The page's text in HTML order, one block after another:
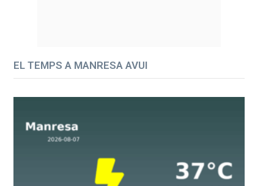
EL TEMPS A MANRESA AVUI